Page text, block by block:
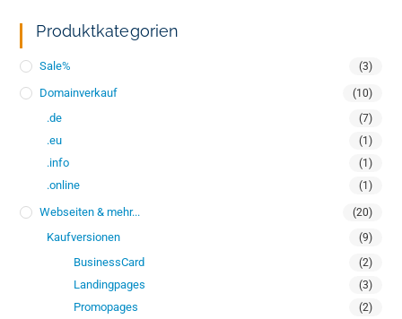
Produktkategorien
Sale% (3)
Domainverkauf (10)
.de (7)
.eu (1)
.info (1)
.online (1)
Webseiten & mehr... (20)
Kaufversionen (9)
BusinessCard (2)
Landingpages (3)
Promopages (2)